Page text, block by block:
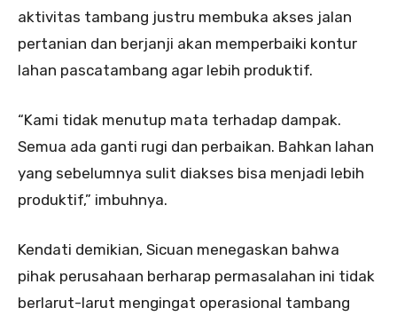
aktivitas tambang justru membuka akses jalan
pertanian dan berjanji akan memperbaiki kontur
lahan pascatambang agar lebih produktif.
“Kami tidak menutup mata terhadap dampak.
Semua ada ganti rugi dan perbaikan. Bahkan lahan
yang sebelumnya sulit diakses bisa menjadi lebih
produktif,” imbuhnya.
Kendati demikian, Sicuan menegaskan bahwa
pihak perusahaan berharap permasalahan ini tidak
berlarut-larut mengingat operasional tambang